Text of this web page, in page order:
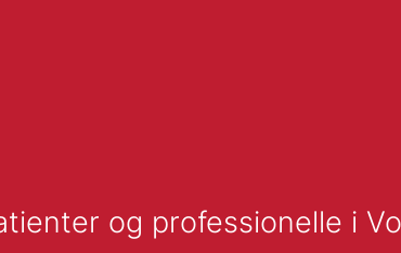
og professionelle i